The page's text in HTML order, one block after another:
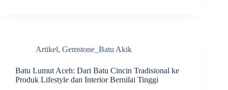
Artikel, Gemstone_Batu Akik
Batu Lumut Aceh: Dari Batu Cincin Tradisional ke
Produk Lifestyle dan Interior Bernilai Tinggi